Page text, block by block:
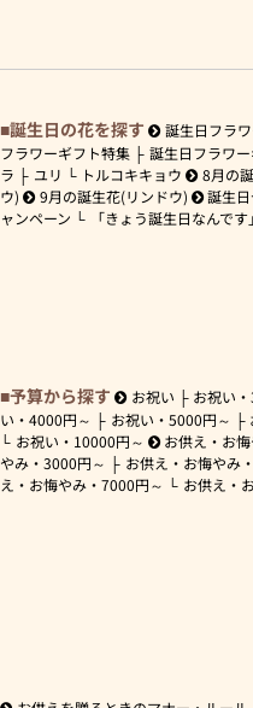
誕生日の花を探す 誕生日フラ
フラワーギフト特集
誕生日フラワ
ラ
ユリ トルコキキョウ
8月の
ウ)
9月の誕生花(リンドウ) 誕生
ャンペーン
「きょう誕生日なんで
予算から探す お祝い お祝い・
い・ 4000円～ お祝い・ 5000円～
お祝い・ 10000円～ お供え・お
やみ・ 3000円～ お供え・お悔やみ・
え・お悔やみ・ 7000円～ お供え・